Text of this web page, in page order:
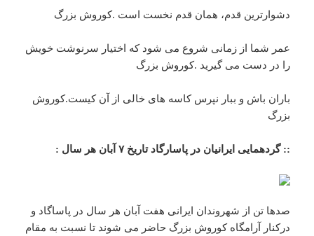
دشوارترین قدم، همان قدم نخست است .کوروش بزرگ
عمر شما از زمانی شروع می شود که اختیار سرنوشت خویش
را در دست می گیرید .کوروش بزرگ
باران باش و ببار نپرس کاسه های خالی از آن کیست.کوروش
بزرگ
:: گردهمایی ایرانیان در پاسارگاد تاریخ ۷ آبان هر سال :
صدها تن از شهروندان ایرانی هفت آبان هر سال در پاساگاد و
درکنار آرامگاه کوروش بزرگ حاضر می شوند تا نسبت به مقام